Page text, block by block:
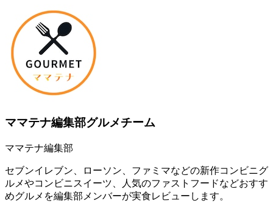
ママテナ編集部グルメチーム
ママテナ編集部
セブンイレブン、ローソン、ファミマなどの新作コンビニグ
ルメやコンビニスイーツ、人気のファストフードなどおすす
めグルメを編集部メンバーが実食レビューします。